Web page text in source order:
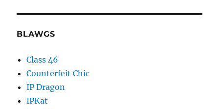
BLAWGS
Class 46
Counterfeit Chic
IP Dragon
IPKat